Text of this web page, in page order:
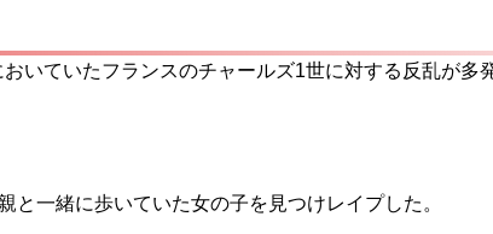
いていたフランスのチャールズ1世に対する反乱が多
と一緒に歩いていた女の子を見つけレイプした。